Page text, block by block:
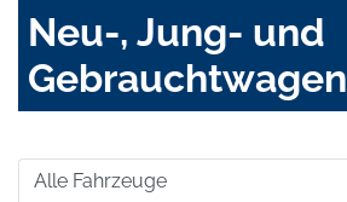
Neu-, Jung- und
Gebrauchtwagen
Alle Fahrzeuge